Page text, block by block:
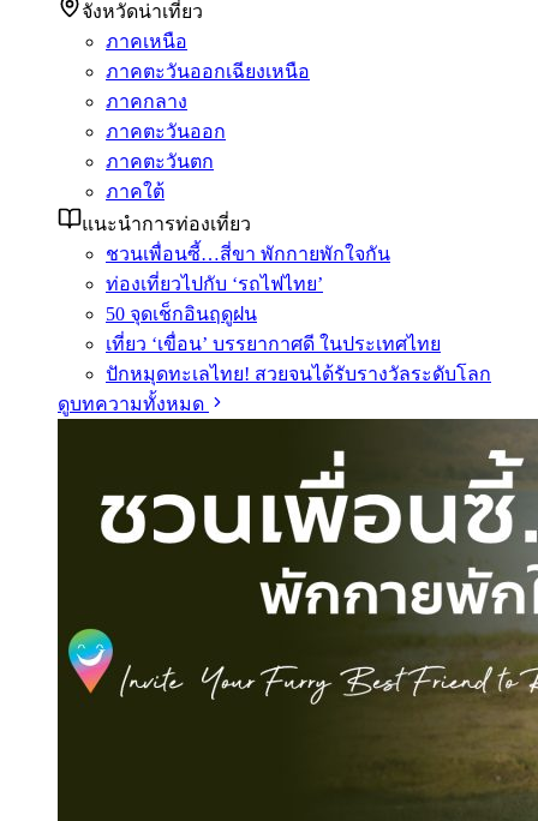
จังหวัดน่าเที่ยว
ภาคเหนือ
ภาคตะวันออกเฉียงเหนือ
ภาคกลาง
ภาคตะวันออก
ภาคตะวันตก
ภาคใต้
แนะนำการท่องเที่ยว
ชวนเพื่อนซี้…สี่ขา พักกายพักใจกัน
ท่องเที่ยวไปกับ ‘รถไฟไทย’
50 จุดเช็กอินฤดูฝน
เที่ยว ‘เขื่อน’ บรรยากาศดี ในประเทศไทย
ปักหมุดทะเลไทย! สวยจนได้รับรางวัลระดับโลก
ดูบทความทั้งหมด